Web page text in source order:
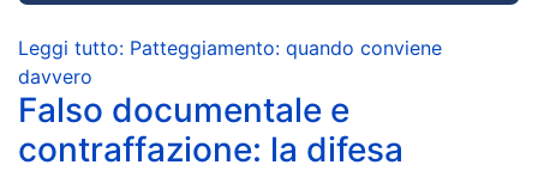
Leggi tutto: Patteggiamento: quando conviene
davvero
Falso documentale e
contraffazione: la difesa